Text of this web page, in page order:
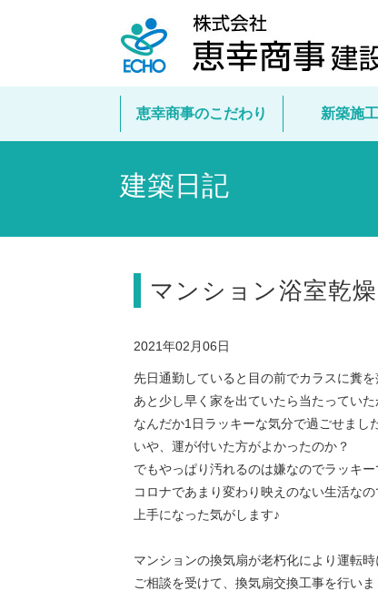
恵幸商事のこだわり 新築施
建築日記
マンション浴室乾
2021年02月06日
先日通勤していると目の前でカラスに糞を
あと少し早く家を出ていたら当たってい
なんだか1日ラッキーな気分で過ごせました
いや、運が付いた方がよかったのか？
でもやっぱり汚れるのは嫌なのでラッキー
コロナであまり変わり映えのない生活な
上手になった気がします♪
マンションの換気扇が老朽化により運転
ご相談を受けて、換気扇交換工事を行いま